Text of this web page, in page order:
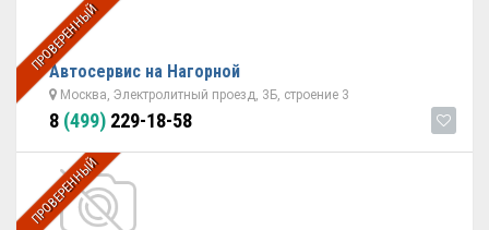
ПРОВЕРЕННЫЙ
Автосервис на Нагорной
Москва, Электролитный проезд, 3Б, строение 3
8 (499) 229-18-58
ПРОВЕРЕННЫЙ